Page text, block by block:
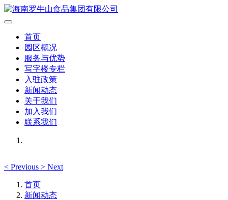
首页
园区概况
服务与优势
写字楼专栏
入驻政策
新闻动态
关于我们
加入我们
联系我们
< Previous > Next
首页
新闻动态